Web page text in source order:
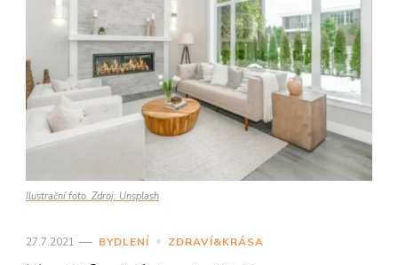
Ilustrační foto. Zdroj: Unsplash
27.7.2021 BYDLENÍ ZDRAVÍ&KRÁSA